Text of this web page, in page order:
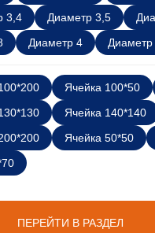
ПЕРЕЙТИ В РАЗДЕЛ
3,4 Диаметр 3,5
Диаметр 4 Диаметр
Ячейка 100*50
Ячейка 140*140
Ячейка 50*50